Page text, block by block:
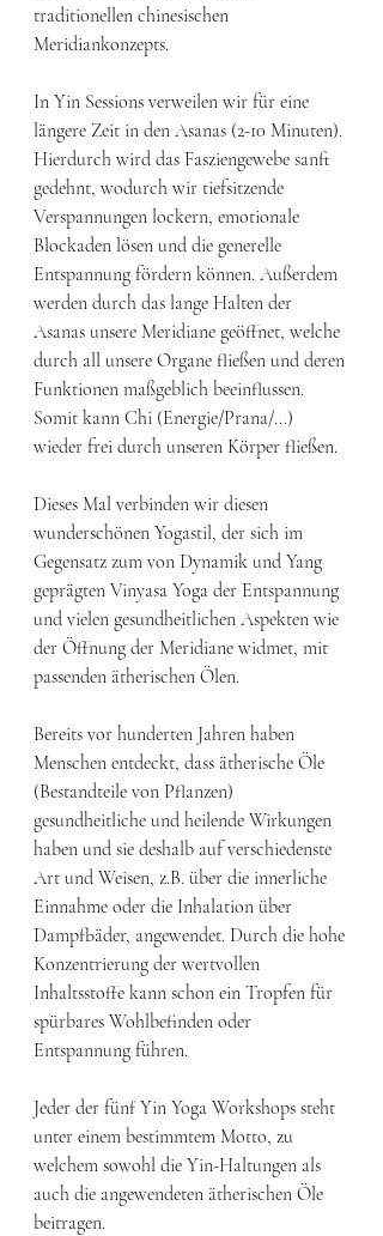
traditionellen chinesischen
Meridiankonzepts.
In Yin Sessions verweilen wir für eine
längere Zeit in den Asanas (2-10 Minuten).
Hierdurch wird das Fasziengewebe sanft
gedehnt, wodurch wir tiefsitzende
Verspannungen lockern, emotionale
Blockaden lösen und die generelle
Entspannung fördern können. Außerdem
werden durch das lange Halten der
Asanas unsere Meridiane geöffnet, welche
durch all unsere Organe fließen und deren
Funktionen maßgeblich beeinflussen.
Somit kann Chi (Energie/Prana/...)
wieder frei durch unseren Körper fließen.
Dieses Mal verbinden wir diesen
wunderschönen Yogastil, der sich im
Gegensatz zum von Dynamik und Yang
geprägten Vinyasa Yoga der Entspannung
und vielen gesundheitlichen Aspekten wie
der Öffnung der Meridiane widmet, mit
passenden ätherischen Ölen. ​
Bereits vor hunderten Jahren haben
Menschen entdeckt, dass ätherische Öle
(Bestandteile von Pflanzen)
gesundheitliche und heilende Wirkungen
haben und sie deshalb auf verschiedenste
Art und Weisen, z.B. über die innerliche
Einnahme oder die Inhalation über
Dampfbäder, angewendet. Durch die hohe
Konzentrierung der wertvollen
Inhaltsstoffe kann schon ein Tropfen für
spürbares Wohlbefinden oder
Entspannung führen.
Jeder der fünf Yin Yoga Workshops steht
unter einem bestimmtem Motto, zu
welchem sowohl die Yin-Haltungen als
auch die angewendeten ätherischen Öle
beitragen.